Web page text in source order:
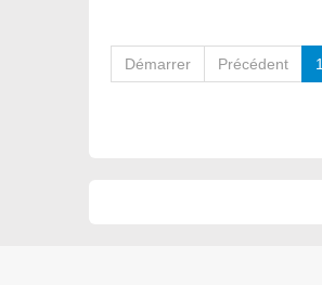
Démarrer Précédent 1